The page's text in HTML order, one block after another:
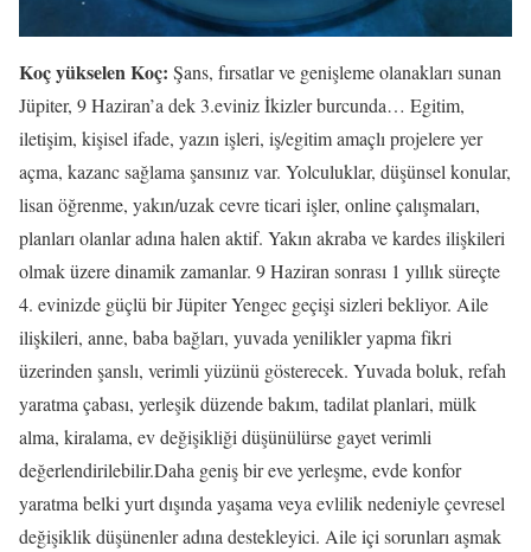
Koç yükselen Koç: Şans, fırsatlar ve genişleme olanakları sunan
Jüpiter, 9 Haziran’a dek 3.eviniz İkizler burcunda… Egitim,
iletişim, kişisel ifade, yazın işleri, iş/egitim amaçlı projelere yer
açma, kazanc sağlama şansınız var. Yolculuklar, düşünsel konular,
lisan öğrenme, yakın/uzak cevre ticari işler, online çalışmaları,
planları olanlar adına halen aktif. Yakın akraba ve kardes ilişkileri
olmak üzere dinamik zamanlar. 9 Haziran sonrası 1 yıllık süreçte
4. evinizde güçlü bir Jüpiter Yengec geçişi sizleri bekliyor. Aile
ilişkileri, anne, baba bağları, yuvada yenilikler yapma fikri
üzerinden şanslı, verimli yüzünü gösterecek. Yuvada boluk, refah
yaratma çabası, yerleşik düzende bakım, tadilat planlari, mülk
alma, kiralama, ev değişikliği düşünülürse gayet verimli
değerlendirilebilir.Daha geniş bir eve yerleşme, evde konfor
yaratma belki yurt dışında yaşama veya evlilik nedeniyle çevresel
değişiklik düşünenler adına destekleyici. Aile içi sorunları aşmak